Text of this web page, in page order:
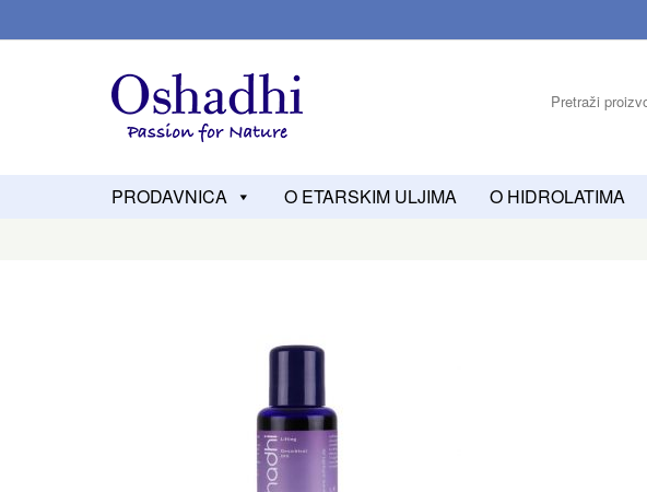
PRODAVNICA O ETARSKIM ULJIMA O HIDROLATIMA